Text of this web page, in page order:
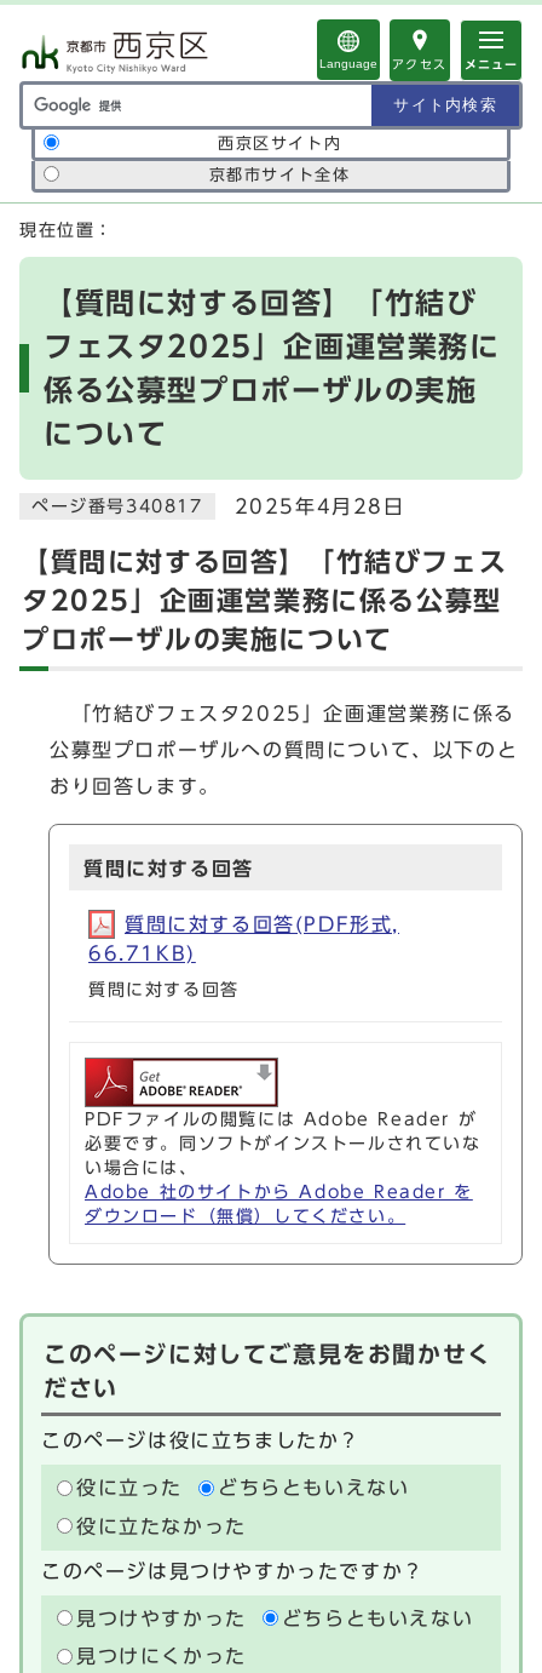
Language アクセス メニュー
サイト内検索の範囲
西京区サイト内
京都市サイト全体
ここから本文です
現在位置：
【質問に対する回答】「竹結び
フェスタ2025」企画運営業務に
係る公募型プロポーザルの実施
について
ページ番号340817 2025年4月28日
【質問に対する回答】「竹結びフェス
タ2025」企画運営業務に係る公募型
プロポーザルの実施について
「竹結びフェスタ2025」企画運営業務に係る
公募型プロポーザルへの質問について、以下のと
おり回答します。
質問に対する回答
質問に対する回答(PDF形式,
66.71KB)
質問に対する回答
PDFファイルの閲覧には Adobe Reader が
必要です。同ソフトがインストールされていな
い場合には、
Adobe 社のサイトから Adobe Reader を
ダウンロード（無償）してください。
このページに対してご意見をお聞かせく
ださい
このページは役に立ちましたか？
役に立った
どちらともいえない
役に立たなかった
このページは見つけやすかったですか？
見つけやすかった
どちらともいえない
見つけにくかった